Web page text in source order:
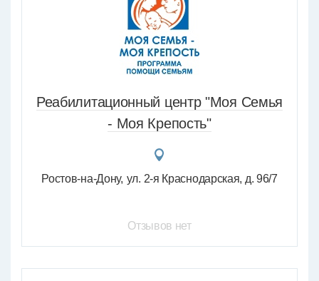
Реабилитационный центр "Моя Семья
- Моя Крепость"
Ростов-на-Дону ул. 2-я Краснодарская, д. 96/7
Отзывов нет